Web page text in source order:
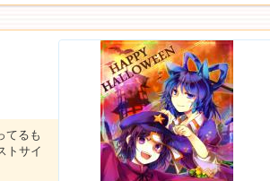
てるも
トサイ